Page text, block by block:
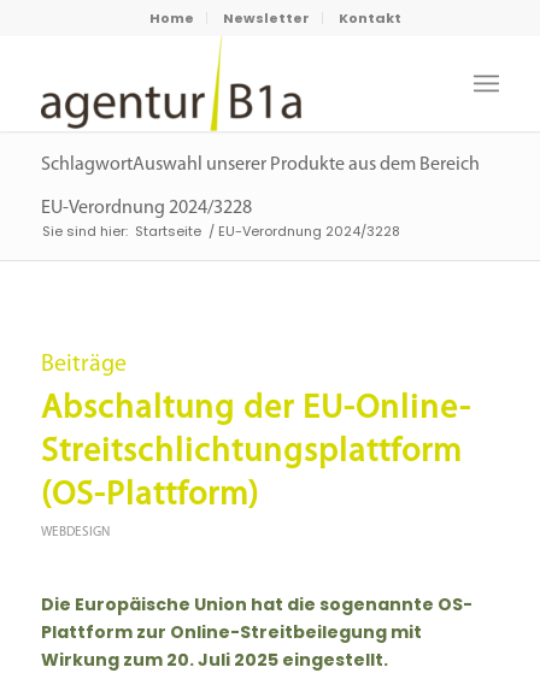
Home Newsletter Kontakt
SchlagwortAuswahl unserer Produkte aus dem Bereich
EU-Verordnung 2024/3228
Sie sind hier: Startseite / EU-Verordnung 2024/3228
Beiträge
Abschaltung der EU-Online-
Streitschlichtungsplattform
(OS-Plattform)
WEBDESIGN
Die Europäische Union hat die sogenannte OS-
Plattform zur Online-Streitbeilegung mit
Wirkung zum 20. Juli 2025 eingestellt.